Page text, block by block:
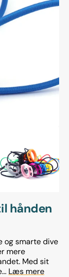
hånden
og smarte dive
mere
Med sit
Læs mere